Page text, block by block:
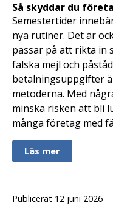
Så skyddar du
Semestertider
nya rutiner. Det är
passar på att rikta in
falska mejl och
betalningsuppgifter
metoderna. Med
minska risken att bli
många företag med
Läs mer
Publicerat 12 juni 2026